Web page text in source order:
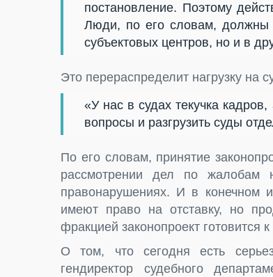
постановление. Поэтому
Люди, по его словам, должны
субъектовых центров, но и в
Это перераспределит нагрузку на
«У нас в судах текучка
вопросы и разгрузить суды
По его словам, принятие
рассмотрении дел по жалобам
правонарушениях. И в конечном
имеют право на отставку, но
фракцией законопроект готовится
О том, что сегодня есть
гендиректор судебного